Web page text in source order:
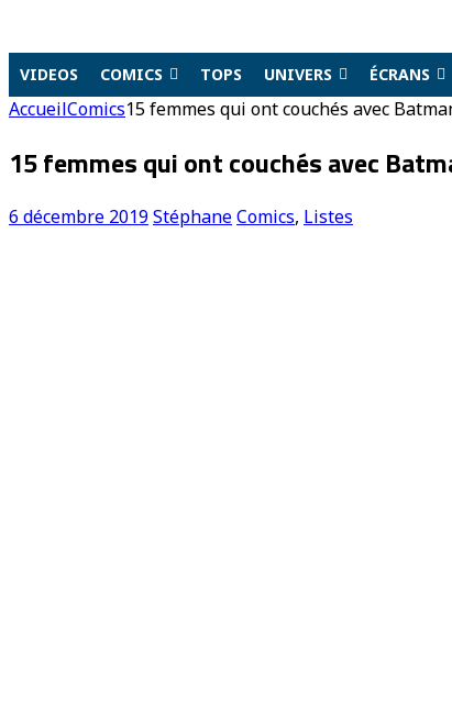
VIDEOS COMICS TOPS UNIVERS ÉCRANS
AccueilComics15 femmes qui ont couchés avec
15 femmes qui ont couchés avec
6 décembre 2019StéphaneComics, Listes